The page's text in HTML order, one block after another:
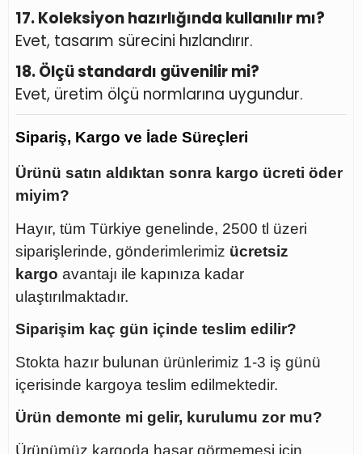
17. Koleksiyon hazırlığında kullanılır mı?
Evet, tasarım sürecini hızlandırır.
18. Ölçü standardı güvenilir mi?
Evet, üretim ölçü normlarına uygundur.
Sipariş, Kargo ve İade Süreçleri
Ürünü satın aldıktan sonra kargo ücreti öder
miyim?
Hayır, tüm Türkiye genelinde, 2500 tl üzeri
siparişlerinde, gönderimlerimiz ücretsiz
kargo avantajı ile kapınıza kadar
ulaştırılmaktadır.
Siparişim kaç gün içinde teslim edilir?
Stokta hazır bulunan ürünlerimiz 1-3 iş günü
içerisinde kargoya teslim edilmektedir.
Ürün demonte mi gelir, kurulumu zor mu?
Ürünümüz kargoda hasar görmemesi için